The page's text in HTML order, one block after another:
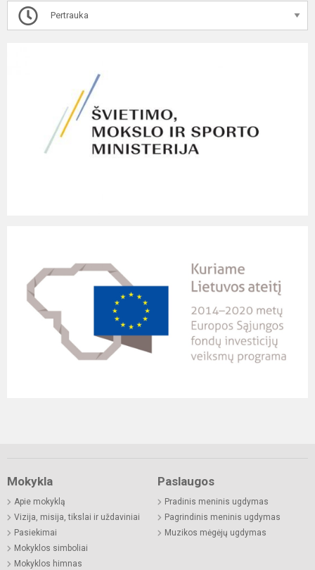
Pertrauka
Mokykla
Apie mokyklą
Vizija, misija, tikslai ir uždaviniai
Pasiekimai
Mokyklos simboliai
Mokyklos himnas
Paslaugos
Pradinis meninis ugdymas
Pagrindinis meninis ugdymas
Muzikos mėgėjų ugdymas